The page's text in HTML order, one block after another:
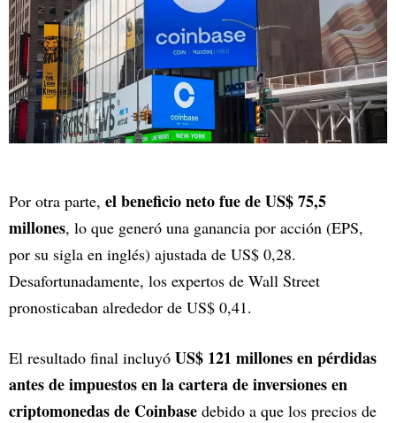
Por otra parte, el beneficio neto fue de US$ 75,5
millones, lo que generó una ganancia por acción (EPS,
por su sigla en inglés) ajustada de US$ 0,28.
Desafortunadamente, los expertos de Wall Street
pronosticaban alrededor de US$ 0,41.
El resultado final incluyó US$ 121 millones en pérdidas
antes de impuestos en la cartera de inversiones en
criptomonedas de Coinbase debido a que los precios de